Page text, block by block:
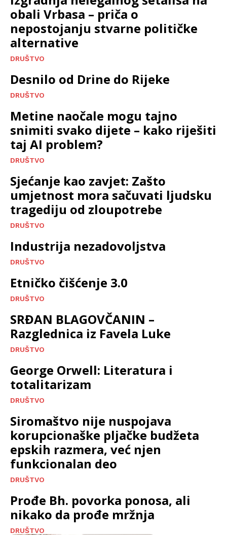
obali Vrbasa – priča o
nepostojanju stvarne političke
alternative
DRUŠTVO
Desnilo od Drine do Rijeke
DRUŠTVO
Metine naočale mogu tajno
snimiti svako dijete – kako riješiti
taj AI problem?
DRUŠTVO
Sjećanje kao zavjet: Zašto
umjetnost mora sačuvati ljudsku
tragediju od zloupotrebe
DRUŠTVO
Industrija nezadovoljstva
DRUŠTVO
Etničko čišćenje 3.0
DRUŠTVO
SRĐAN BLAGOVČANIN –
Razglednica iz Favela Luke
DRUŠTVO
George Orwell: Literatura i
totalitarizam
DRUŠTVO
Siromaštvo nije nuspojava
korupcionaške pljačke budžeta
epskih razmera, već njen
funkcionalan deo
DRUŠTVO
Prođe Bh. povorka ponosa, ali
nikako da prođe mržnja
DRUŠTVO